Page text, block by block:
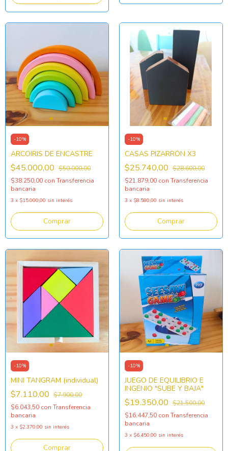
-10%
ARCOÍRIS DE ENCASTRE
$45.000,00 $50.000,00
$38.250,00 con Transferencia
bancaria
3 x $15.000,00 sin interés
-10%
CASAS PIZARRÓN X3
$25.740,00 $28.600,00
$21.879,00 con Transferencia
bancaria
3 x $8.580,00 sin interés
-10%
MINI TANGRAM (individual)
$7.110,00 $7.900,00
$6.043,50 con Transferencia
bancaria
3 x $2.370,00 sin interés
-10%
JUEGO DE EQUILIBRIO E
INGENIO "SUBE Y BAJA"
$19.350,00 $21.500,00
$16.447,50 con Transferencia
bancaria
3 x $6.450,00 sin interés